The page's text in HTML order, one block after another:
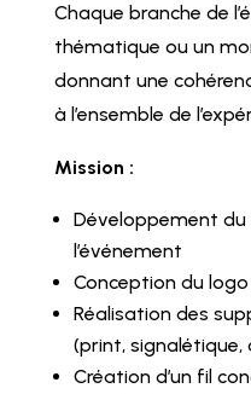
Chaque branche de
thématique ou un
donnant une
à l’ensemble de
Mission :
Développement
l’événement
Conception du
Réalisation des
(print, signalétique,
Création d’un fil